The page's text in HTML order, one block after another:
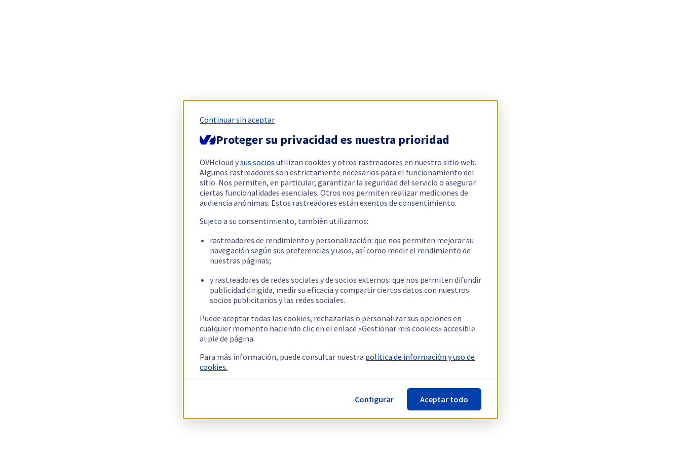
Continuar sin aceptar
Proteger su privacidad es nuestra prioridad
OVHcloud ysus socios utilizan cookies y otros rastreadores en nuestro sitio web.
Algunos rastreadores son estrictamente necesarios para el funcionamiento del
sitio. Nos permiten, en particular, garantizar la seguridad del servicio o asegurar
ciertas funcionalidades esenciales. Otros nos permiten realizar mediciones de
audiencia anónimas. Estos rastreadores están exentos de consentimiento.
Sujeto a su consentimiento, también utilizamos:
rastreadores de rendimiento y personalización: que nos permiten mejorar su
navegación según sus preferencias y usos, así como medir el rendimiento de
nuestras páginas;
y rastreadores de redes sociales y de socios externos: que nos permiten difundir
publicidad dirigida, medir su eficacia y compartir ciertos datos con nuestros
socios publicitarios y las redes sociales.
Puede aceptar todas las cookies, rechazarlas o personalizar sus opciones en
cualquier momento haciendo clic en el enlace «Gestionar mis cookies» accesible
al pie de página.
Para más información, puede consultar nuestra política de información y uso de
cookies.
Configurar Aceptar todo